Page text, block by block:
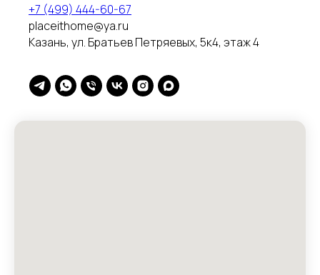
+7 (499) 444-60-67
placeithome@ya.ru
Казань, ул. Братьев Петряевых, 5к4, этаж 4